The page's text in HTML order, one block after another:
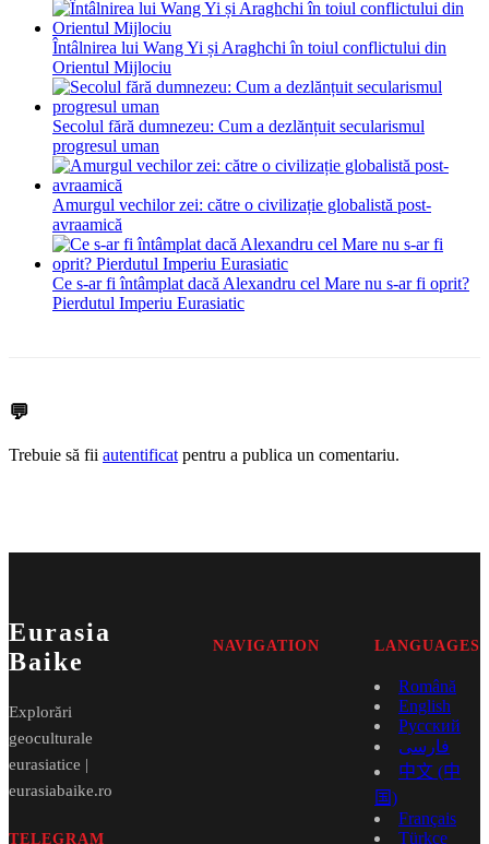
Întâlnirea lui Wang Yi și Araghchi în toiul conflictului din
Orientul Mijlociu
Secolul fără dumnezeu: Cum a dezlănțuit secularismul
progresul uman
Amurgul vechilor zei: către o civilizație globalistă post-
avraamică
Ce s-ar fi întâmplat dacă Alexandru cel Mare nu s-ar fi oprit?
Pierdutul Imperiu Eurasiatic
💬
Trebuie să fii autentificat pentru a publica un comentariu.
Eurasia
Baike
Explorări
geoculturale
eurasiatice |
eurasiabaike.ro
TELEGRAM
NAVIGATION LANGUAGES
Română
English
Русский
فارسی
中文 (中
国)
Français
Türkçe